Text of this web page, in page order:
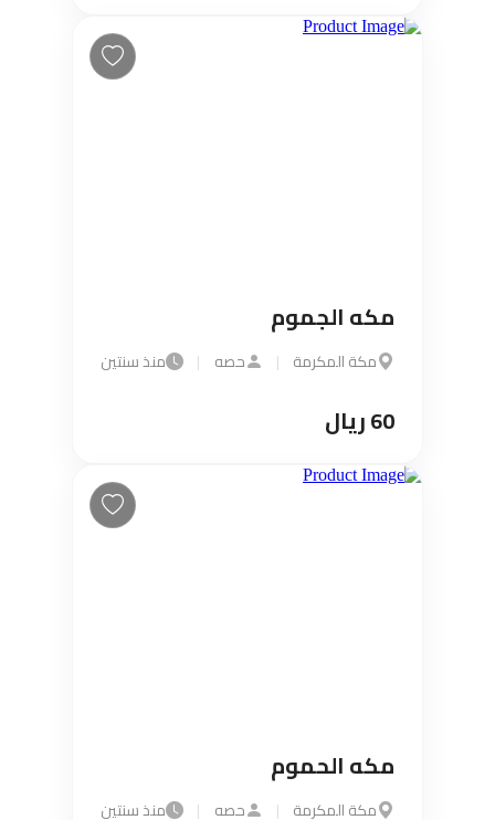
مكه الجموم
مكة المكرمة | حصه | منذ سنتين
60 ريال
مكه الحموم
مكة المكرمة | حصه | منذ سنتين